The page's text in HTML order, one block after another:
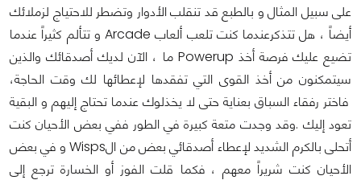
على سبيل المثال و بالطبع قد تنقلب الأدوار وتضطر للاحتياج لزملائك
أيضاً ، هل تتذكرعندما كنت تلعب ألعاب Arcade و تتألم كثيراً عندما
تضيع عليك فرصة أخذ Powerup ما ، الآن لديك أصدقائك والذين
سيتمكنون من أخذ القوى التي تفقدها لإعطائها لك وقت الحاجة،
فاختر رفقاء السباق بعناية حتى لا يخذلوك عندما تحتاج إليهم و البقية
تعود إليك .وقد وجدت متعة كبيرة في الطور ففي بعض الأحيان كنت
أتحلى بالكرم الشديد لإعطاء أصدقائي بعض من الWisps و في بعض
الأحيان كنت شريراً معهم ، فكما قلت الفوز أو الخسارة ترجع إلى